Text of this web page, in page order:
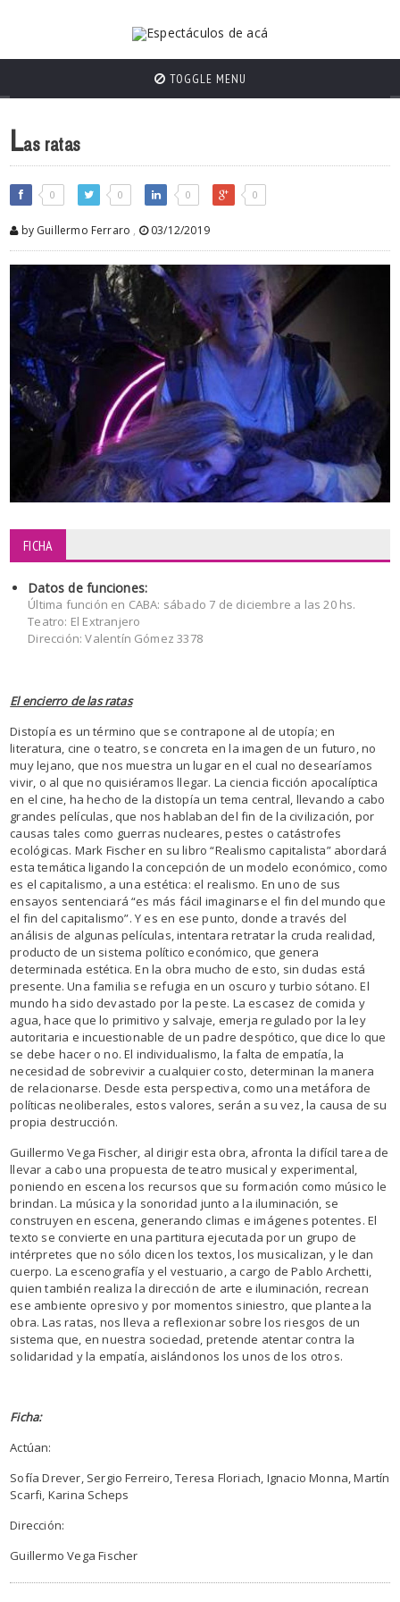
TOGGLE MENU
Las ratas
0 0 0 0
by Guillermo Ferraro , 03/12/2019
FICHA
Datos de funciones:
Última función en CABA: sábado 7 de diciembre a las 20 hs.
Teatro: El Extranjero
Dirección: Valentín Gómez 3378
El encierro de las ratas
Distopía es un término que se contrapone al de utopía; en
literatura, cine o teatro, se concreta en la imagen de un futuro, no
muy lejano, que nos muestra un lugar en el cual no desearíamos
vivir, o al que no quisiéramos llegar. La ciencia ficción apocalíptica
en el cine, ha hecho de la distopía un tema central, llevando a cabo
grandes películas, que nos hablaban del fin de la civilización, por
causas tales como guerras nucleares, pestes o catástrofes
ecológicas. Mark Fischer en su libro “Realismo capitalista” abordará
esta temática ligando la concepción de un modelo económico, como
es el capitalismo, a una estética: el realismo. En uno de sus
ensayos sentenciará “es más fácil imaginarse el fin del mundo que
el fin del capitalismo”. Y es en ese punto, donde a través del
análisis de algunas películas, intentara retratar la cruda realidad,
producto de un sistema político económico, que genera
determinada estética. En la obra mucho de esto, sin dudas está
presente. Una familia se refugia en un oscuro y turbio sótano. El
mundo ha sido devastado por la peste. La escasez de comida y
agua, hace que lo primitivo y salvaje, emerja regulado por la ley
autoritaria e incuestionable de un padre despótico, que dice lo que
se debe hacer o no. El individualismo, la falta de empatía, la
necesidad de sobrevivir a cualquier costo, determinan la manera
de relacionarse. Desde esta perspectiva, como una metáfora de
políticas neoliberales, estos valores, serán a su vez, la causa de su
propia destrucción.
Guillermo Vega Fischer, al dirigir esta obra, afronta la difícil tarea de
llevar a cabo una propuesta de teatro musical y experimental,
poniendo en escena los recursos que su formación como músico le
brindan. La música y la sonoridad junto a la iluminación, se
construyen en escena, generando climas e imágenes potentes. El
texto se convierte en una partitura ejecutada por un grupo de
intérpretes que no sólo dicen los textos, los musicalizan, y le dan
cuerpo. La escenografía y el vestuario, a cargo de Pablo Archetti,
quien también realiza la dirección de arte e iluminación, recrean
ese ambiente opresivo y por momentos siniestro, que plantea la
obra. Las ratas, nos lleva a reflexionar sobre los riesgos de un
sistema que, en nuestra sociedad, pretende atentar contra la
solidaridad y la empatía, aislándonos los unos de los otros.
Ficha:
Actúan:
Sofía Drever, Sergio Ferreiro, Teresa Floriach, Ignacio Monna, Martín
Scarfi, Karina Scheps
Dirección:
Guillermo Vega Fischer